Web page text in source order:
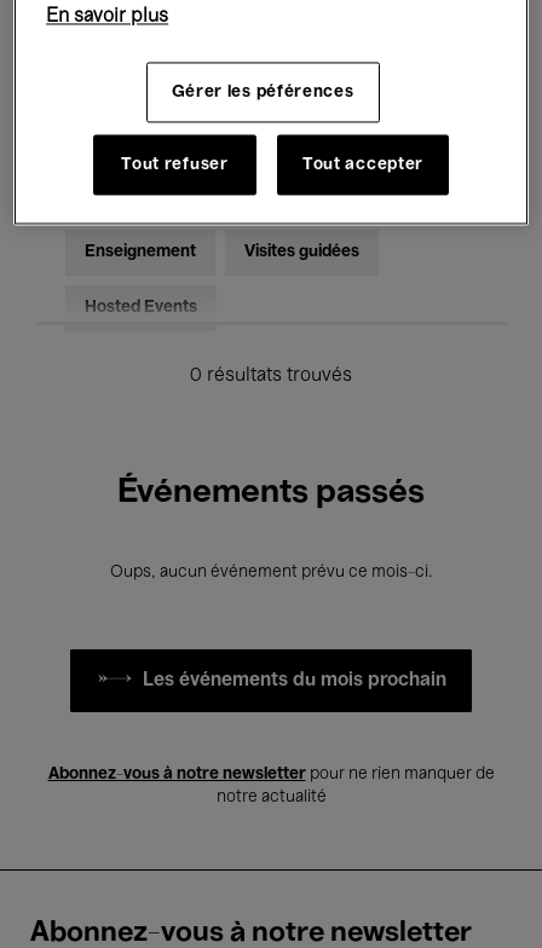
Musique électronique
Pour tous Kids’ Palace
Enseignement Visites guidées
Hosted Events
0 résultats trouvés
Événements passés
Oups, aucun événement prévu ce mois-ci.
Les événements du mois prochain
Abonnez-vous à notre newsletterpour ne rien manquer de
notre actualité
Abonnez-vous à notre newsletter
En savoir plus
Gérer les péférences
Tout refuser Tout accepter